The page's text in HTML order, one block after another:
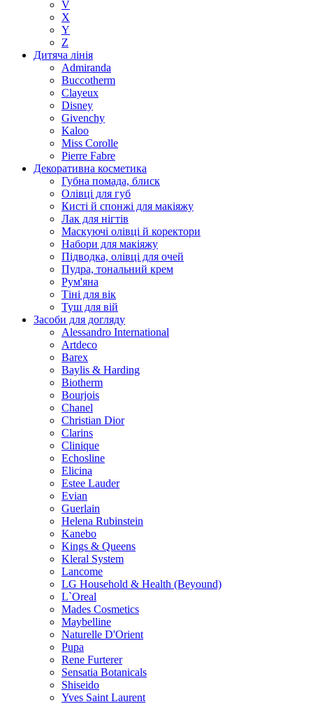
V
X
Y
Z
Дитяча лінія
Admiranda
Buccotherm
Clayeux
Disney
Givenchy
Kaloo
Miss Corolle
Pierre Fabre
Декоративна косметика
Губна помада, блиск
Олівці для губ
Кисті й спонжі для макіяжу
Лак для нігтів
Маскуючі олівці й коректори
Набори для макіяжу
Підводка, олівці для очей
Пудра, тональний крем
Рум'яна
Тіні для вік
Туш для вій
Засоби для догляду
Alessandro International
Artdeco
Barex
Baylis & Harding
Biotherm
Bourjois
Chanel
Christian Dior
Clarins
Clinique
Echosline
Elicina
Estee Lauder
Evian
Guerlain
Helena Rubinstein
Kanebo
Kings & Queens
Kleral System
Lancome
LG Household & Health (Beyound)
L`Oreal
Mades Cosmetics
Maybelline
Naturelle D'Orient
Pupa
Rene Furterer
Sensatia Botanicals
Shiseido
Yves Saint Laurent